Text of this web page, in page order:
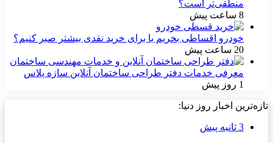
منطقی‌تر است؟
8 ساعت پیش
خودرو اقساطی بخریم یا برای خرید نقدی بیشتر صبر کنیم؟
20 ساعت پیش
معرفی خدمات دفتر طراحی ساختمان آنلاین سازه پلاس
1 روز پیش
تازه‌ترین اخبار روز دنیا:
3 ثانیه پیش